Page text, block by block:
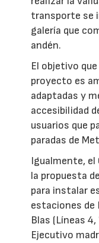
transporte se
galería que
andén.
El objetivo
proyecto es
adaptadas y
accesibilidad
usuarios que
paradas de
Igualmente, el
la propuesta
para instalar
estaciones de
Blas (Líneas
Ejecutivo